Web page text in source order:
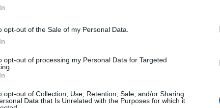
opt-out of the Sale of my Personal Data.
opt-out of processing my Personal Data for Targeted
opt-out of Collection, Use, Retention, Sale, and/or Sharing
Data that Is Unrelated with the Purposes for which it